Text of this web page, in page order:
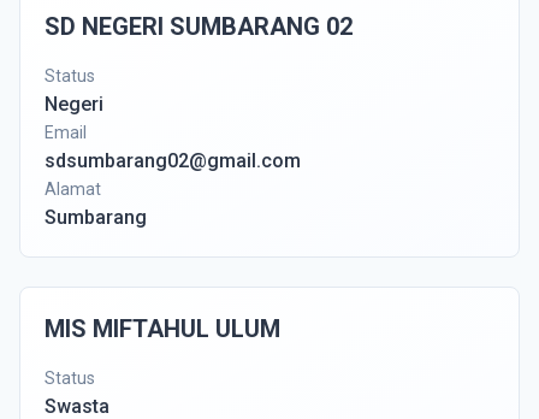
SD NEGERI SUMBARANG 02
Status
Negeri
Email
sdsumbarang02@gmail.com
Alamat
Sumbarang
MIS MIFTAHUL ULUM
Status
Swasta